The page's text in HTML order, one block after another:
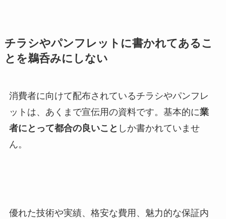
チラシやパンフレットに書かれてあるこ
とを鵜呑みにしない
消費者に向けて配布されているチラシやパンフレ
ットは、あくまで宣伝用の資料です。基本的に業
者にとって都合の良いこと しか書かれていませ
ん。
優れた技術や実績、格安な費用、魅力的な保証内